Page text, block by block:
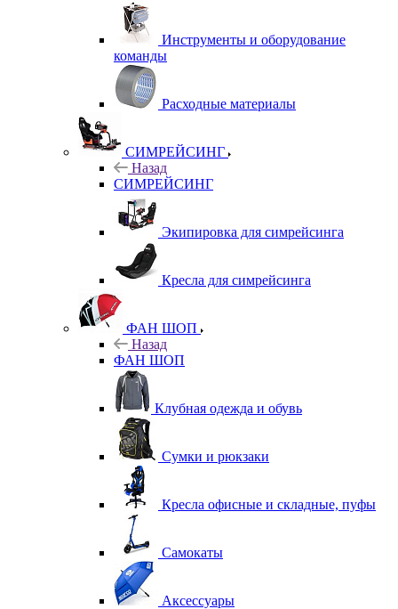
Инструменты и оборудование
команды
Расходные материалы
СИМРЕЙСИНГ
Назад
СИМРЕЙСИНГ
Экипировка для симрейсинга
Кресла для симрейсинга
ФАН ШОП
Назад
ФАН ШОП
Клубная одежда и обувь
Сумки и рюкзаки
Кресла офисные и складные, пуфы
Самокаты
Аксессуары